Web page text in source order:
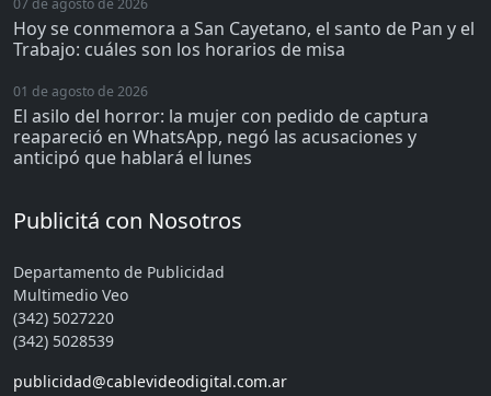
07 de agosto de 2026
Hoy se conmemora a San Cayetano, el santo de Pan y el
Trabajo: cuáles son los horarios de misa
01 de agosto de 2026
El asilo del horror: la mujer con pedido de captura
reapareció en WhatsApp, negó las acusaciones y
anticipó que hablará el lunes
Publicitá con Nosotros
Departamento de Publicidad
Multimedio Veo
(342) 5027220
(342) 5028539
publicidad@cablevideodigital.com.ar